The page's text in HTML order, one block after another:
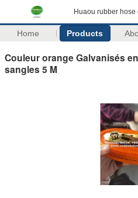
Huaou rubber hose
Home Products
Couleur orange Galvanisés
sangles 5 M